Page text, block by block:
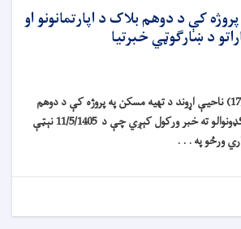
کې د دوهم بلاک د اپارتمانونو او
د ښارګوټي خبرتیا
د کابل ښار د اوولسمې (17) ناحیې اړوند د تهیه مسکن په پروژه کې د دوهم
بلاک د اپارتمانونو ټولو ګډونوالو ته خبر ورکول کېږي چې د 11/5/1405 نېټې